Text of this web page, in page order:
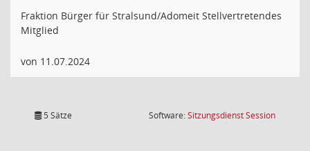
Fraktion Bürger für Stralsund/Adomeit Stellvertretendes
Mitglied
von 11.07.2024
5 Sätze Software:SitzungsdienstSession(Wird in